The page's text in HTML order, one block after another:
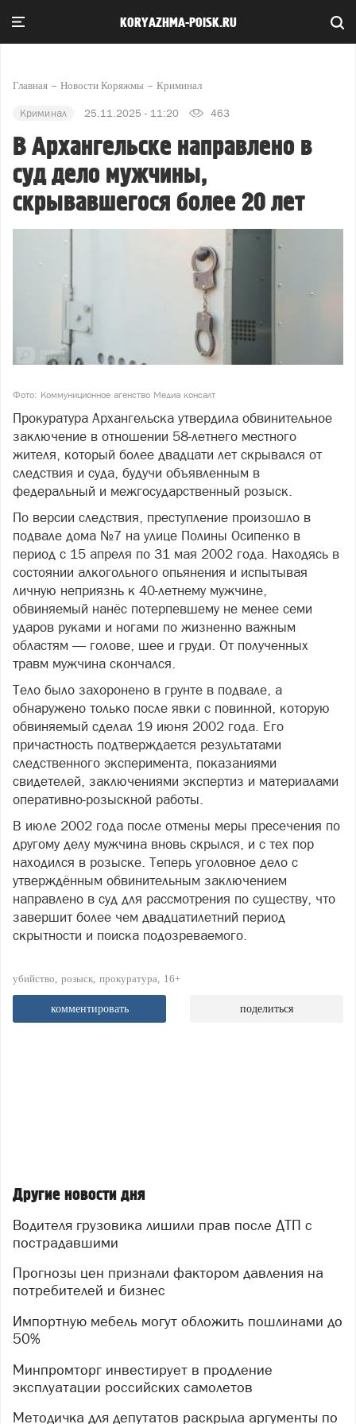
KORYAZHMA-POISK.RU
Главная Новости Коряжмы Криминал
Криминал 25.11.2025 - 11:20 463
В Архангельске направлено в
суд дело мужчины,
скрывавшегося более 20 лет
Фото: Коммуниционное агенство Медиа консалт
Прокуратура Архангельска утвердила обвинительное
заключение в отношении 58-летнего местного
жителя, который более двадцати лет скрывался от
следствия и суда, будучи объявленным в
федеральный и межгосударственный розыск.
По версии следствия, преступление произошло в
подвале дома №7 на улице Полины Осипенко в
период с 15 апреля по 31 мая 2002 года. Находясь в
состоянии алкогольного опьянения и испытывая
личную неприязнь к 40-летнему мужчине,
обвиняемый нанёс потерпевшему не менее семи
ударов руками и ногами по жизненно важным
областям — голове, шее и груди. От полученных
травм мужчина скончался.
Тело было захоронено в грунте в подвале, а
обнаружено только после явки с повинной, которую
обвиняемый сделал 19 июня 2002 года. Его
причастность подтверждается результатами
следственного эксперимента, показаниями
свидетелей, заключениями экспертиз и материалами
оперативно-розыскной работы.
В июле 2002 года после отмены меры пресечения по
другому делу мужчина вновь скрылся, и с тех пор
находился в розыске. Теперь уголовное дело с
утверждённым обвинительным заключением
направлено в суд для рассмотрения по существу, что
завершит более чем двадцатилетний период
скрытности и поиска подозреваемого.
убийство розыск прокуратура 16+
комментировать поделиться
Другие новости дня
Водителя грузовика лишили прав после ДТП с
пострадавшими
Прогнозы цен признали фактором давления на
потребителей и бизнес
Импортную мебель могут обложить пошлинами до
50%
Минпромторг инвестирует в продление
эксплуатации российских самолетов
Методичка для депутатов раскрыла аргументы по